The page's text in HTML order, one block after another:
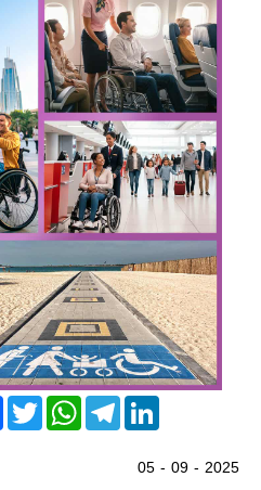
T
w
i
W
h
a
T
e
l
L
i
n
k
e
05 - 09 - 2025